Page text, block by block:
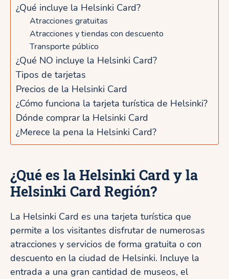
¿Qué incluye la Helsinki Card?
Atracciones gratuitas
Atracciones y tiendas con descuento
Transporte público
¿Qué NO incluye la Helsinki Card?
Tipos de tarjetas
Precios de la Helsinki Card
¿Cómo funciona la tarjeta turística de Helsinki?
Dónde comprar la Helsinki Card
¿Merece la pena la Helsinki Card?
¿Qué es la Helsinki Card y la
Helsinki Card Región?
La Helsinki Card es una tarjeta turística que
permite a los visitantes disfrutar de numerosas
atracciones y servicios de forma gratuita o con
descuento en la ciudad de Helsinki. Incluye la
entrada a una gran cantidad de museos, el